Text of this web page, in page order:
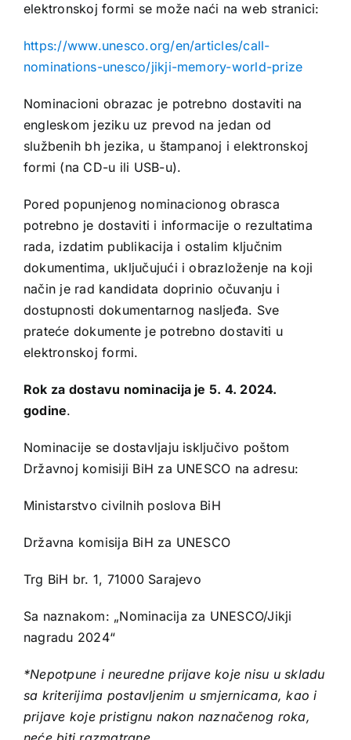
elektronskoj formi se može naći na web stranici:
https://www.unesco.org/en/articles/call-
nominations-unesco/jikji-memory-world-prize
Nominacioni obrazac je potrebno dostaviti na
engleskom jeziku uz prevod na jedan od
službenih bh jezika, u štampanoj i elektronskoj
formi (na CD-u ili USB-u).
Pored popunjenog nominacionog obrasca
potrebno je dostaviti i informacije o rezultatima
rada, izdatim publikacija i ostalim ključnim
dokumentima, uključujući i obrazloženje na koji
način je rad kandidata doprinio očuvanju i
dostupnosti dokumentarnog nasljeđa. Sve
prateće dokumente je potrebno dostaviti u
elektronskoj formi.
Rok za dostavu nominacija je 5. 4. 2024.
godine.
Nominacije se dostavljaju isključivo poštom
Državnoj komisiji BiH za UNESCO na adresu:
Ministarstvo civilnih poslova BiH
Državna komisija BiH za UNESCO
Trg BiH br. 1, 71000 Sarajevo
Sa naznakom: „Nominacija za UNESCO/Jikji
nagradu 2024“
*Nepotpune i neuredne prijave koje nisu u skladu
sa kriterijima postavljenim u smjernicama, kao i
prijave koje pristignu nakon naznačenog roka,